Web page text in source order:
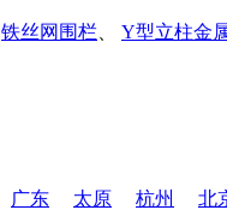
铁丝网围栏
Y型立柱金
广东 太原 杭州 北